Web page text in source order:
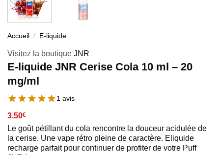
Accueil / E-liquide
Visitez la boutique JNR
E-liquide JNR Cerise Cola 10 ml – 20
mg/ml
1 avis
3,50€
Le goût pétillant du cola rencontre la douceur acidulée de
la cerise. Une vape rétro pleine de caractère. Eliquide
recharge parfait pour continuer de profiter de votre Puff